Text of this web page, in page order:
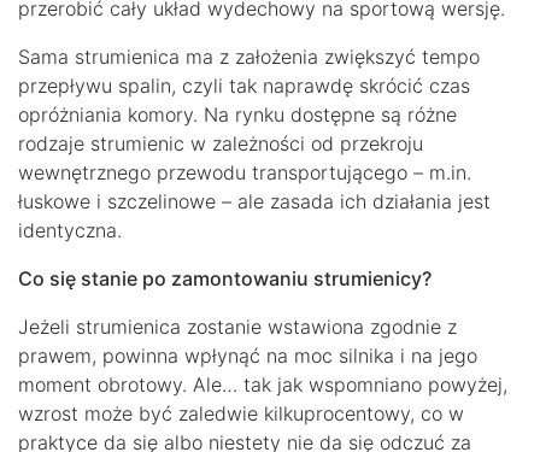
przerobić cały układ wydechowy na sportową wersję.
Sama strumienica ma z założenia zwiększyć tempo
przepływu spalin, czyli tak naprawdę skrócić czas
opróżniania komory. Na rynku dostępne są różne
rodzaje strumienic w zależności od przekroju
wewnętrznego przewodu transportującego – m.in.
łuskowe i szczelinowe – ale zasada ich działania jest
identyczna.
Co się stanie po zamontowaniu strumienicy?
Jeżeli strumienica zostanie wstawiona zgodnie z
prawem, powinna wpłynąć na moc silnika i na jego
moment obrotowy. Ale… tak jak wspomniano powyżej,
wzrost może być zaledwie kilkuprocentowy, co w
praktyce da się albo niestety nie da się odczuć za